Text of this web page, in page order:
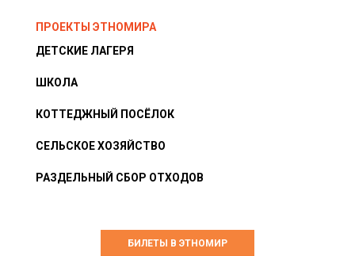
ПРОЕКТЫ ЭТНОМИРА
ДЕТСКИЕ ЛАГЕРЯ
ШКОЛА
КОТТЕДЖНЫЙ ПОСЁЛОК
СЕЛЬСКОЕ ХОЗЯЙСТВО
РАЗДЕЛЬНЫЙ СБОР ОТХОДОВ
БИЛЕТЫ В ЭТНОМИР